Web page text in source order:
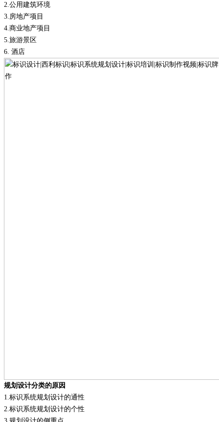
2. 公用建筑环境
3. 房地产项目
4. 商业地产项目
5. 旅游景区
6. 酒店
规划设计分类的原因
1. 标识系统规划设计的通性
2. 标识系统规划设计的个性